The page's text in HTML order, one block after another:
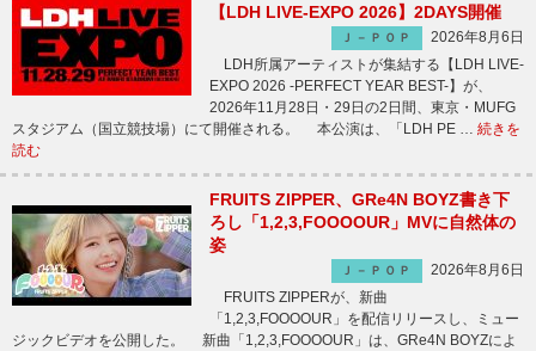
【LDH LIVE-EXPO 2026】2DAYS開催
Ｊ－ＰＯＰ
2026年8月6日
LDH所属アーティストが集結する【LDH LIVE-
EXPO 2026 -PERFECT YEAR BEST-】が、
2026年11月28日・29日の2日間、東京・MUFG
スタジアム（国立競技場）にて開催される。 本公演は、「LDH PE … 続きを
読む
FRUITS ZIPPER、GRe4N BOYZ書き下
ろし「1,2,3,FOOOOUR」MVに自然体の
姿
Ｊ－ＰＯＰ
2026年8月6日
FRUITS ZIPPERが、新曲
「1,2,3,FOOOOUR」を配信リリースし、ミュー
ジックビデオを公開した。 新曲「1,2,3,FOOOOUR」は、GRe4N BOYZによ